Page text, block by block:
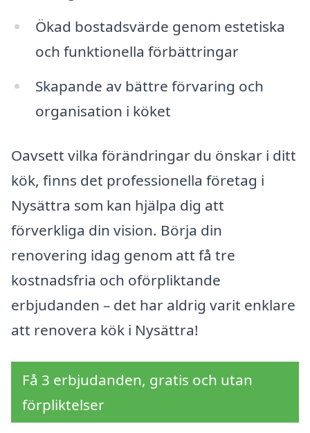
Ökad bostadsvärde genom estetiska
och funktionella förbättringar
Skapande av bättre förvaring och
organisation i köket
Oavsett vilka förändringar du önskar i ditt
kök, finns det professionella företag i
Nysättra som kan hjälpa dig att
förverkliga din vision. Börja din
renovering idag genom att få tre
kostnadsfria och oförpliktande
erbjudanden – det har aldrig varit enklare
att renovera kök i Nysättra!
Få 3 erbjudanden, gratis och utan
förpliktelser